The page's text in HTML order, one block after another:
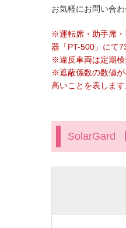
お気軽にお問い合わ
※運転席・助手席・
器「PT-500」にて
※違反車両は定期検
※遮蔽係数の数値が
高いことを表します
SolarGard